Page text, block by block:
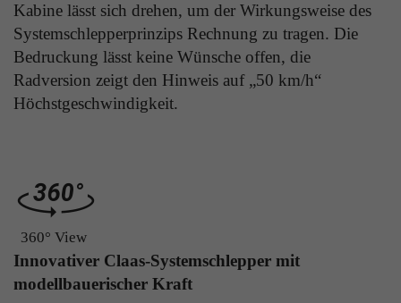
Kabine lässt sich drehen, um der Wirkungsweise des
Systemschlepperprinzips Rechnung zu tragen. Die
Bedruckung lässt keine Wünsche offen, die
Radversion zeigt den Hinweis auf „50 km/h“
Höchstgeschwindigkeit.
360° View
Innovativer Claas-Systemschlepper mit
modellbauerischer Kraft
Anbieter TYPO3
Dieser Cookie teilt der Webseite mit, ob ein
Anbieter Sgalinski
Name _gid
Anbieter Google Analytics
Laufzeit 24 Stunden
Zweck